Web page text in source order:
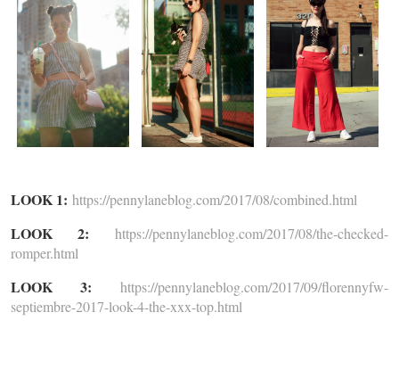
LOOK 1: https://pennylaneblog.com/2017/08/combined.html
LOOK 2: https://pennylaneblog.com/2017/08/the-checked-
romper.html
LOOK 3:
https://pennylaneblog.com/2017/09/florennyfw-
septiembre-2017-look-4-the-xxx-top.html